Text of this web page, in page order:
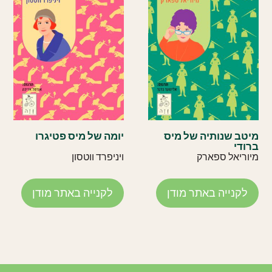
מיטב שנותיה של מיס
ברודי
מיוריאל ספארק
לקנייה באתר מודן
יומה של מיס פטיגרו
ויניפרד ווטסון
לקנייה באתר מודן